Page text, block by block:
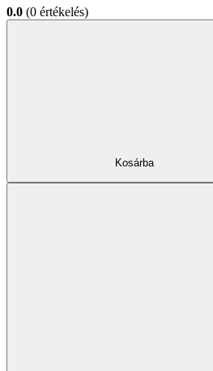
0.0 (0 értékelés)
Kosárba